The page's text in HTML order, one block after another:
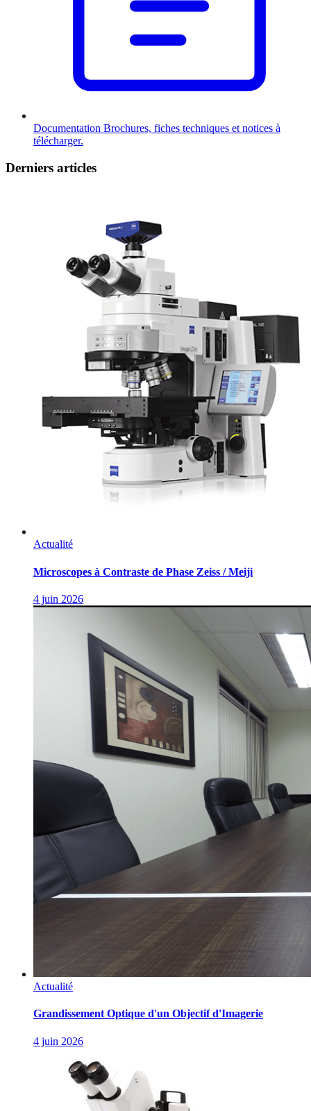
Documentation Brochures, fiches techniques et notices à
télécharger.
Derniers articles
Actualité
Microscopes à Contraste de Phase Zeiss / Meiji
4 juin 2026
Actualité
Grandissement Optique d'un Objectif d'Imagerie
4 juin 2026